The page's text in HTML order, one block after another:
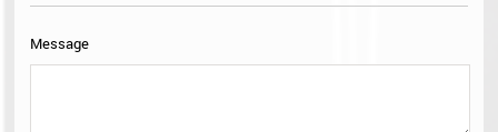
Message